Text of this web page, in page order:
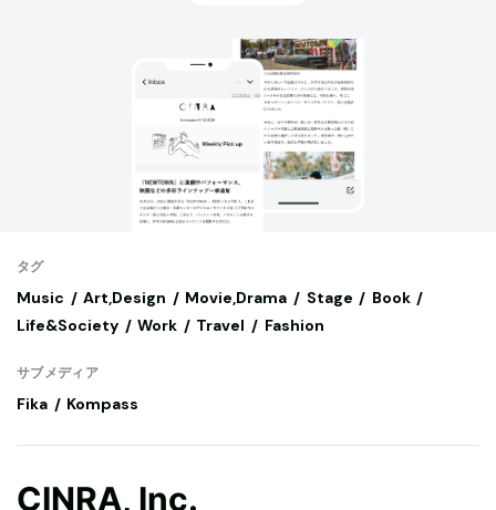
タグ
Music Art,Design Movie,Drama Stage
Book
Life&Society
Work Travel Fashion
サブメディア
Fika Kompass
CINRA, Inc.